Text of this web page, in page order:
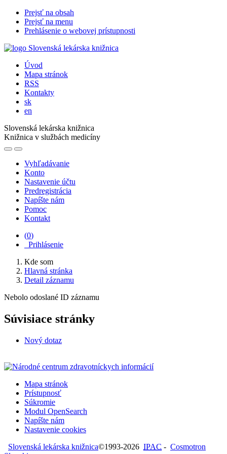
Prejsť na obsah
Prejsť na menu
Prehlásenie o webovej prístupnosti
Úvod
Mapa stránok
RSS
Kontakty
sk
en
Slovenská lekárska knižnica
Knižnica v službách medicíny
Vyhľadávanie
Konto
Nastavenie účtu
Predregistrácia
Napíšte nám
Pomoc
Kontakt
(0)
Prihlásenie
Kde som
Hlavná stránka
Detail záznamu
Nebolo odoslané ID záznamu
Súvisiace stránky
Nový dotaz
Mapa stránok
Prístupnosť
Súkromie
Modul OpenSearch
Napíšte nám
Nastavenie cookies
Slovenská lekárska knižnica©1993-2026 IPAC - Cosmotron